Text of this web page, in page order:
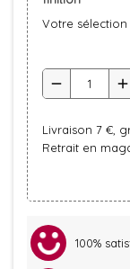
Votre sélection
remove add
Livraison 7 €,
Retrait en
100%